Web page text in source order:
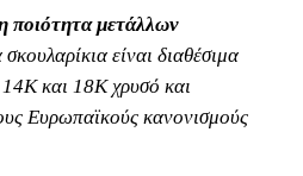
ποιότητα μετάλλων
είναι διαθέσιμα
14Κ και 18Κ χρυσό και
Ευρωπαϊκούς κανονισμούς